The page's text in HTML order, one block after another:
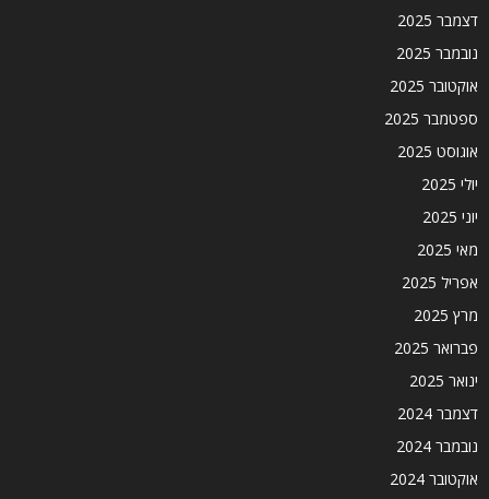
דצמבר 2025
נובמבר 2025
אוקטובר 2025
ספטמבר 2025
אוגוסט 2025
יולי 2025
יוני 2025
מאי 2025
אפריל 2025
מרץ 2025
פברואר 2025
ינואר 2025
דצמבר 2024
נובמבר 2024
אוקטובר 2024